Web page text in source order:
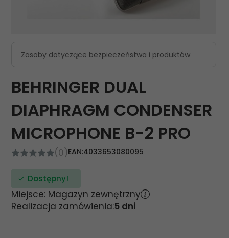
Zasoby dotyczące bezpieczeństwa i produktów
BEHRINGER DUAL
DIAPHRAGM CONDENSER
MICROPHONE B-2 PRO
(0)EAN:4033653080095
Dostępny!
Miejsce: Magazyn zewnętrzny
Realizacja zamówienia:5 dni